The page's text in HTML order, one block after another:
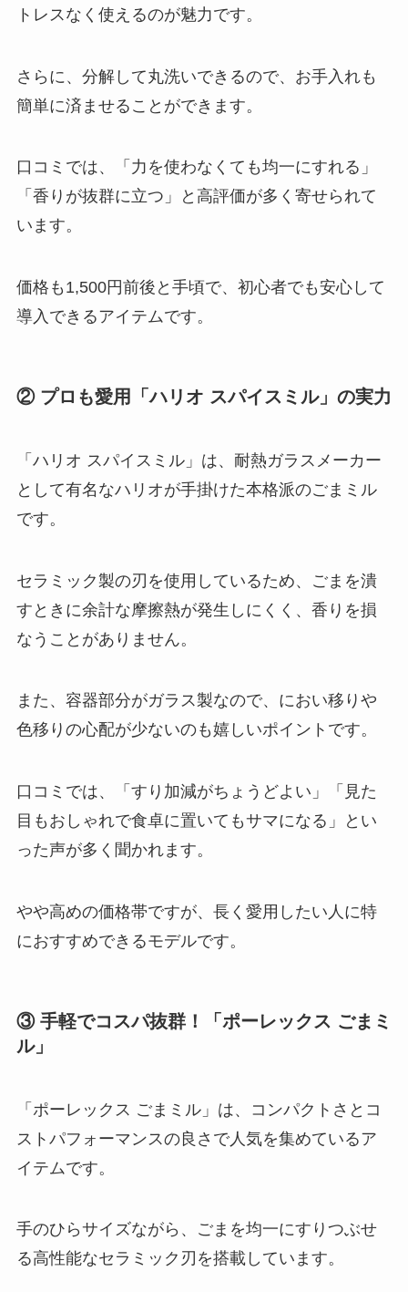
トレスなく使えるのが魅力です。
さらに、分解して丸洗いできるので、お手入れも
簡単に済ませることができます。
口コミでは、「力を使わなくても均一にすれる」
「香りが抜群に立つ」と高評価が多く寄せられて
います。
価格も1,500円前後と手頃で、初心者でも安心して
導入できるアイテムです。
② プロも愛用「ハリオ スパイスミル」の実力
「ハリオ スパイスミル」は、耐熱ガラスメーカー
として有名なハリオが手掛けた本格派のごまミル
です。
セラミック製の刃を使用しているため、ごまを潰
すときに余計な摩擦熱が発生しにくく、香りを損
なうことがありません。
また、容器部分がガラス製なので、におい移りや
色移りの心配が少ないのも嬉しいポイントです。
口コミでは、「すり加減がちょうどよい」「見た
目もおしゃれで食卓に置いてもサマになる」とい
った声が多く聞かれます。
やや高めの価格帯ですが、長く愛用したい人に特
におすすめできるモデルです。
③ 手軽でコスパ抜群！「ポーレックス ごまミ
ル」
「ポーレックス ごまミル」は、コンパクトさとコ
ストパフォーマンスの良さで人気を集めているア
イテムです。
手のひらサイズながら、ごまを均一にすりつぶせ
る高性能なセラミック刃を搭載しています。